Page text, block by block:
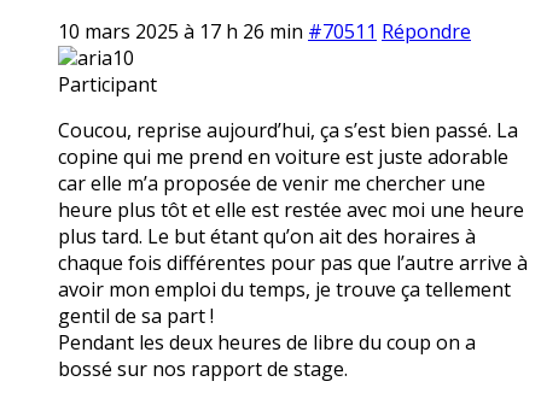
10 mars 2025 à 17 h 26 min #70511 Répondre
aria10
Participant
Coucou, reprise aujourd’hui, ça s’est bien passé. La
copine qui me prend en voiture est juste adorable
car elle m’a proposée de venir me chercher une
heure plus tôt et elle est restée avec moi une heure
plus tard. Le but étant qu’on ait des horaires à
chaque fois différentes pour pas que l’autre arrive à
avoir mon emploi du temps, je trouve ça tellement
gentil de sa part !
Pendant les deux heures de libre du coup on a
bossé sur nos rapport de stage.